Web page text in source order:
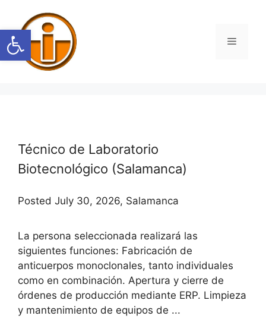
Abrir barra de herramientas
contenido
Menú
Técnico de Laboratorio
Biotecnológico (Salamanca)
Posted July 30, 2026, Salamanca
La persona seleccionada realizará las
siguientes funciones: Fabricación de
anticuerpos monoclonales, tanto individuales
como en combinación. Apertura y cierre de
órdenes de producción mediante ERP. Limpieza
y mantenimiento de equipos de ...